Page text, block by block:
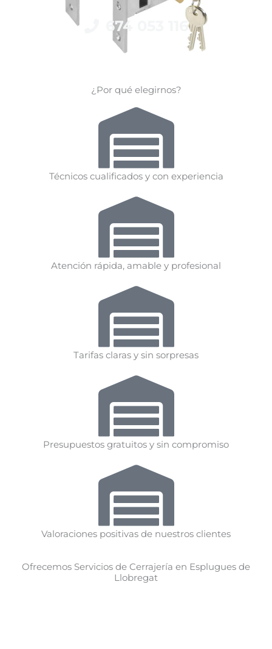
674 053 116
¿Por qué elegirnos?
Técnicos cualificados y con experiencia
Atención rápida, amable y profesional
Tarifas claras y sin sorpresas
Presupuestos gratuitos y sin compromiso
Valoraciones positivas de nuestros clientes
Ofrecemos Servicios de Cerrajería en Esplugues de
Llobregat